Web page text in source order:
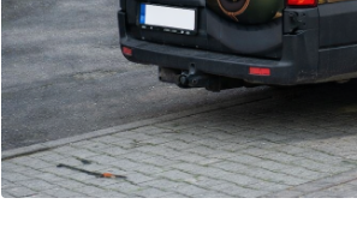
galerie: